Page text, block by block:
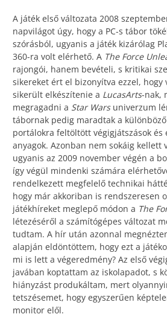
A játék első változata 2008
napvilágot úgy, hogy a PC-s tábor
szórásból, ugyanis a játék kizárólag
360-ra volt elérhető. A The Force
rajongói, hanem bevételi, s kritikai
sikereket ért el bizonyítva ezzel, hogy
sikerült elkészítenie a LucasArts-nak,
megragadni a Star Wars univerzum
tábornak pedig maradtak a
portálokra feltöltött végigjátszások és
anyagok. Azonban nem sokáig kellett
ugyanis az 2009 november végén a
így végül mindenki számára
rendelkezett megfelelő technikai
hogy már akkoriban is rendszeresen
játékhíreket meglepő módon a The
létezéséről a számítógépes változat
tudtam. A hír után azonnal
alapján eldöntöttem, hogy ezt a
mi is lett a végeredmény? Az első
javában koptattam az iskolapadot, s
hiányzást produkáltam, mert
tetszésemet, hogy egyszerűen
monitor elől.